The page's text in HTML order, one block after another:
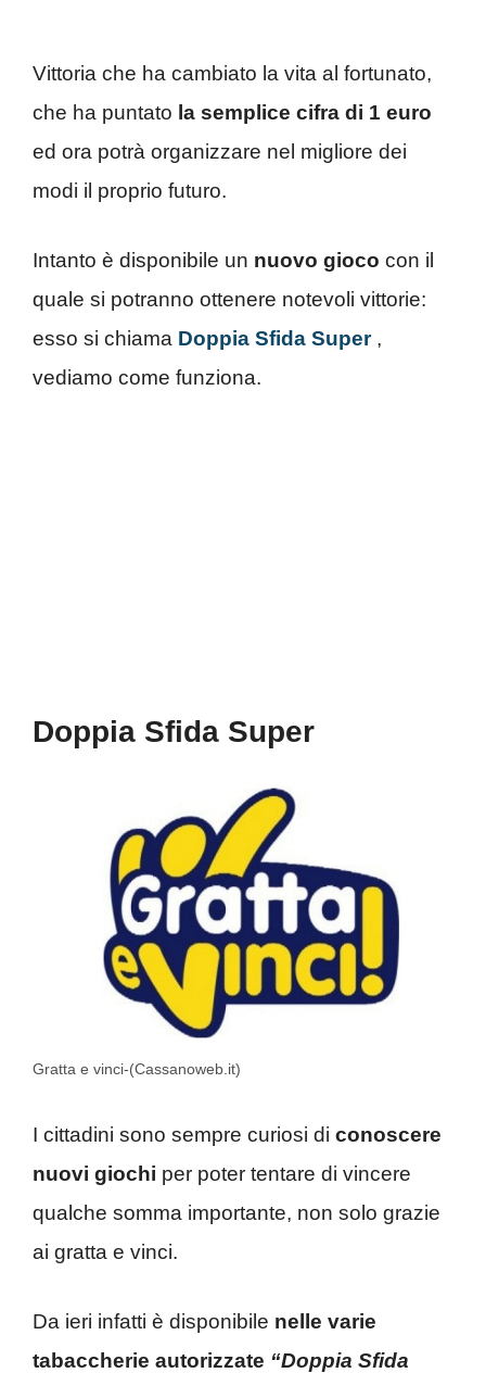
Vittoria che ha cambiato la vita al fortunato,
che ha puntato la semplice cifra di 1 euro
ed ora potrà organizzare nel migliore dei
modi il proprio futuro.
Intanto è disponibile un nuovo gioco con il
quale si potranno ottenere notevoli vittorie:
esso si chiama Doppia Sfida Super,
vediamo come funziona.
Doppia Sfida Super
Gratta e vinci-(Cassanoweb.it)
I cittadini sono sempre curiosi di conoscere
nuovi giochi per poter tentare di vincere
qualche somma importante, non solo grazie
ai gratta e vinci.
Da ieri infatti è disponibile nelle varie
tabaccherie autorizzate “Doppia Sfida